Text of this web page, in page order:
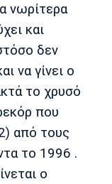
Μπάγερν
Μαρσέιγ
νωρίτερα
και
δεν
να γίνει ο
το χρυσό
που
από τους
το 1996 .
ο